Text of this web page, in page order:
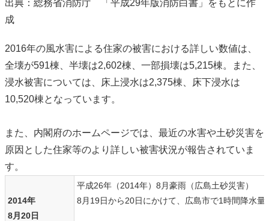
出典：総務省消防庁 「平成29年版消防白書」をもとに作
成
2016年の風水害による住家の被害における詳しい数値は、
全壊が591棟、半壊は2,602棟、一部損壊は5,215棟。また、
浸水被害については、床上浸水は2,375棟、床下浸水は
10,520棟となっています。
また、内閣府のホームページでは、最近の水害や土砂災害を
原因とした住家等のより詳しい被害状況が報告されていま
す。
2014年
8月20日
平成26年（2014年）8月豪雨（広島土砂災害）
8月19日から20日にかけて、広島市で1時間降水